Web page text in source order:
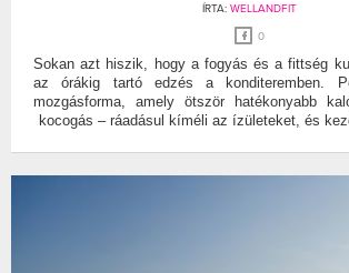
ÍRTA: WELLANDFIT
0
Sokan azt hiszik, hogy a fogyás és a fittség
az órákig tartó edzés a konditeremben.
mozgásforma, amely ötször hatékonyabb
kocogás – ráadásul kíméli az ízületeket, és